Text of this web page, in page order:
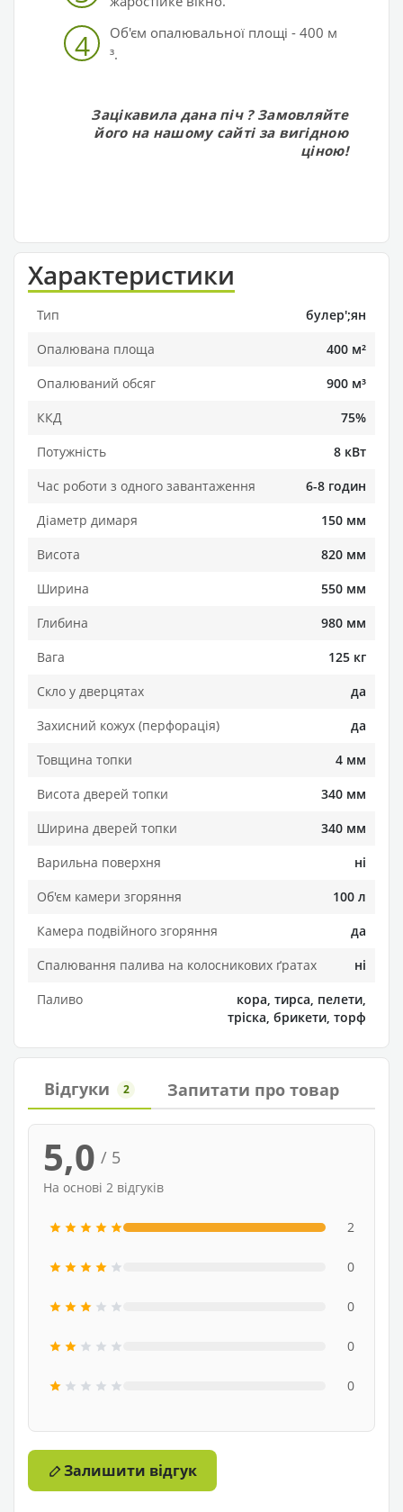
4
Об'єм опалювальної площі - 400 м
³.
Зацікавила дана піч ? Замовляйте
його на нашому сайті за вигідною
ціною!
Характеристики
Тип
булер';ян
Опалювана площа
400 м²
Опалюваний обсяг
900 м³
ККД
75%
Потужність
8 кВт
Час роботи з одного завантаження
6-8 годин
Діаметр димаря
150 мм
Висота
820 мм
Ширина
550 мм
Глибина
980 мм
Вага
125 кг
Скло у дверцятах
да
Захисний кожух (перфорація)
да
Товщина топки
4 мм
Висота дверей топки
340 мм
Ширина дверей топки
340 мм
Варильна поверхня
ні
Об'єм камери згоряння
100 л
Камера подвійного згоряння
да
Спалювання палива на колосникових ґратах
ні
Паливо
кора, тирса, пелети,
тріска, брикети, торф
Відгуки 2 Запитати про товар
5,0 / 5
На основі 2 відгуків
2
0
0
0
0
Залишити відгук